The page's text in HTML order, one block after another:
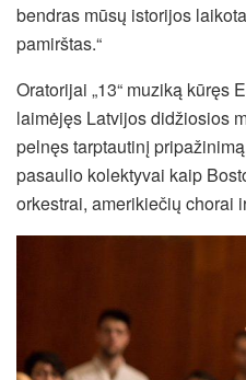
bendras mūsų istorijos
pamirštas.“
Oratorijai „13“ muziką kūręs
laimėjęs Latvijos didžiosios
pelnęs tarptautinį
pasaulio kolektyvai kaip
orkestrai, amerikiečių chorai